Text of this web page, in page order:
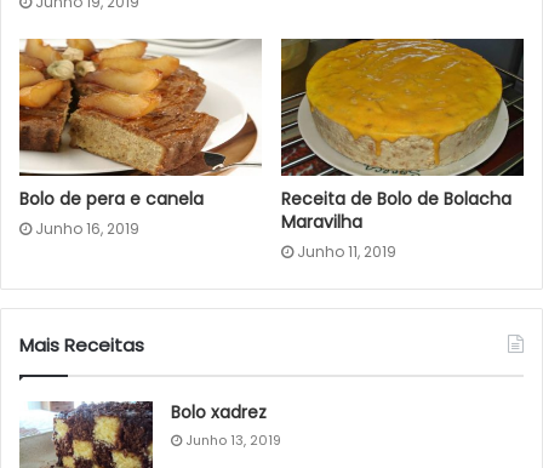
Bolo de pera e canela
Junho 16, 2019
Receita de Bolo de Bolacha
Maravilha
Junho 11, 2019
Mais Receitas
Bolo xadrez
Junho 13, 2019